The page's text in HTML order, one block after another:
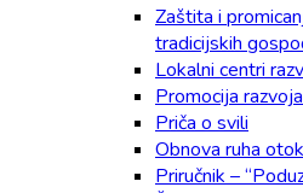
Zaštita i
tradicijskih
Lokalni centri
Promocija
Priča o svili
Obnova ruha
Priručnik –